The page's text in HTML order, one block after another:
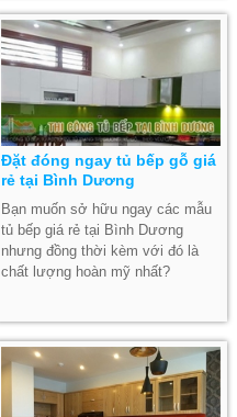
Đặt đóng ngay tủ bếp gỗ giá
rẻ tại Bình Dương
Bạn muốn sở hữu ngay các mẫu
tủ bếp giá rẻ tại Bình Dương
nhưng đồng thời kèm với đó là
chất lượng hoàn mỹ nhất?